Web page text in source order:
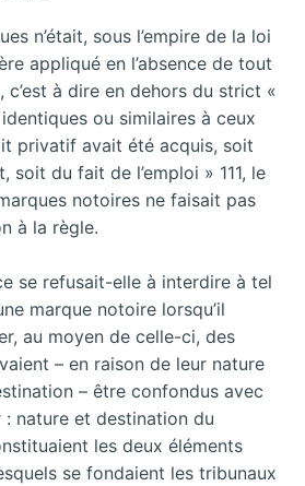
n’était, sous l’empire de la loi
appliqué en l’absence de tout
c’est à dire en dehors du strict «
ou similaires à ceux
privatif avait été acquis, soit
soit du fait de l’emploi » 111, le
notoires ne faisait pas
à la règle.
se refusait-elle à interdire à tel
marque notoire lorsqu’il
au moyen de celle-ci, des
– en raison de leur nature
– être confondus avec
nature et destination du
les deux éléments
se fondaient les tribunaux